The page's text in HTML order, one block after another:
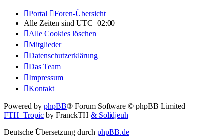
Portal
Foren-Übersicht
Alle Zeiten sind UTC+02:00
Alle Cookies löschen
Mitglieder
Datenschutzerklärung
Das Team
Impressum
Kontakt
Powered by phpBB® Forum Software © phpBB Limited
FTH_Tropic by FranckTH & Solidjeuh
Deutsche Übersetzung durch phpBB.de